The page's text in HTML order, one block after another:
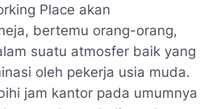
Place akan
bertemu orang-orang,
suatu atmosfer baik yang
oleh pekerja usia muda.
jam kantor pada umumnya